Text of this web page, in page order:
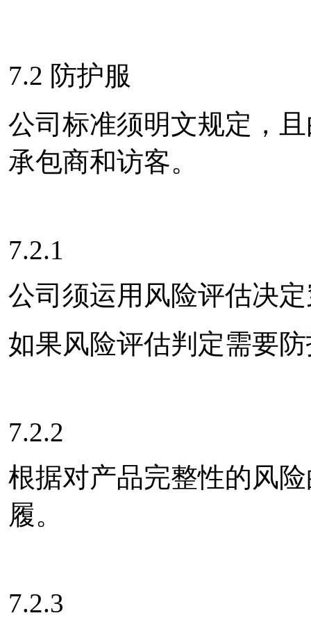
7.2 防护服
公司标准须明文规定，
承包商和访客。
7.2.1
公司须运用风险评估决
如果风险评估判定需要
7.2.2
根据对产品完整性的风
履。
7.2.3